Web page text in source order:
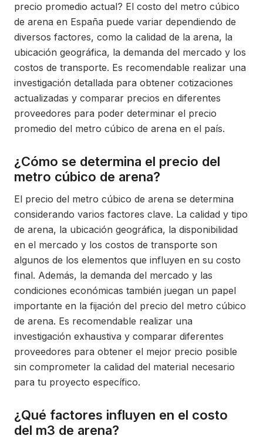
precio promedio actual? El costo del metro cúbico
de arena en España puede variar dependiendo de
diversos factores, como la calidad de la arena, la
ubicación geográfica, la demanda del mercado y los
costos de transporte. Es recomendable realizar una
investigación detallada para obtener cotizaciones
actualizadas y comparar precios en diferentes
proveedores para poder determinar el precio
promedio del metro cúbico de arena en el país.
¿Cómo se determina el precio del
metro cúbico de arena?
El precio del metro cúbico de arena se determina
considerando varios factores clave. La calidad y tipo
de arena, la ubicación geográfica, la disponibilidad
en el mercado y los costos de transporte son
algunos de los elementos que influyen en su costo
final. Además, la demanda del mercado y las
condiciones económicas también juegan un papel
importante en la fijación del precio del metro cúbico
de arena. Es recomendable realizar una
investigación exhaustiva y comparar diferentes
proveedores para obtener el mejor precio posible
sin comprometer la calidad del material necesario
para tu proyecto específico.
¿Qué factores influyen en el costo
del m3 de arena?